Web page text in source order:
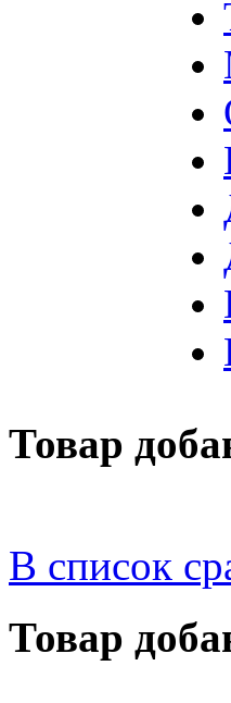
Товар
В список
Товар